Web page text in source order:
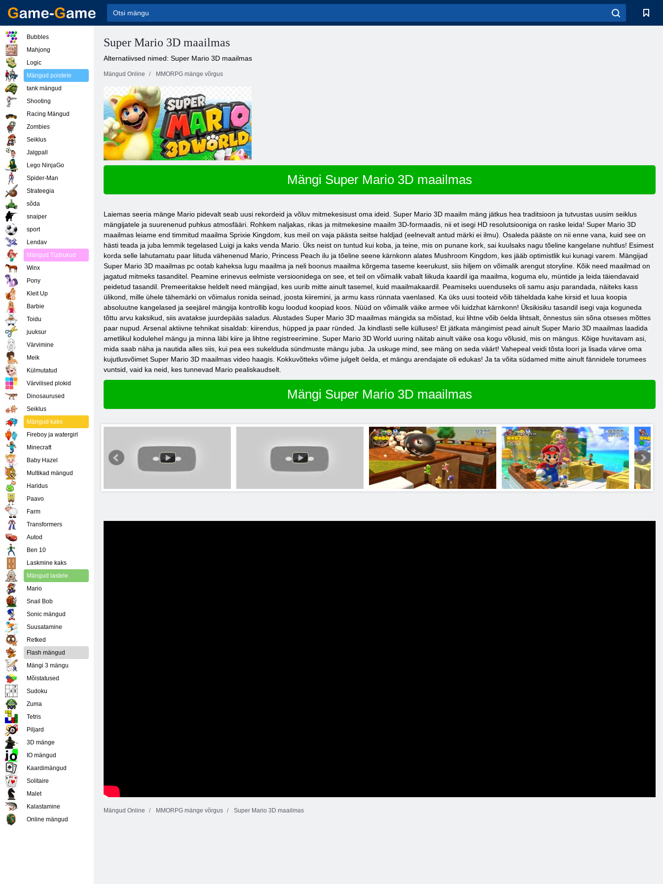
Super Mario 3D maailmas
Alternatiivsed nimed: Super Mario 3D maailmas
Mängud Online MMORPG mänge võrgus
Mängi Super Mario 3D maailmas
Laiemas seeria mänge Mario pidevalt seab uusi rekordeid ja võluv mitmekesisust oma ideid. Super Mario 3D maailm mäng jätkus hea traditsioon ja tutvustas uusim seiklus
mängijatele ja suurenenud puhkus atmosfääri. Rohkem naljakas, rikas ja mitmekesine maailm 3D-formaadis, nii et isegi HD resolutsiooniga on raske leida! Super Mario 3D
maailmas leiame end timmitud maailma Sprixie Kingdom, kus meil on vaja päästa seitse haldjad (eelnevalt antud märki ei ilmu). Osaleda pääste on nii enne vana, kuid see on
hästi teada ja juba lemmik tegelased Luigi ja kaks venda Mario. Üks neist on tuntud kui koba, ja teine, mis on punane kork, sai kuulsaks nagu tõeline kangelane nuhtlus! Esimest
korda selle lahutamatu paar liituda vähenenud Mario, Princess Peach ilu ja tõeline seene kärnkonn alates Mushroom Kingdom, kes jääb optimistlik kui kunagi varem. Mängijad
Super Mario 3D maailmas pc ootab kaheksa lugu maailma ja neli boonus maailma kõrgema taseme keerukust, siis hiljem on võimalik arengut storyline. Kõik need maailmad on
jagatud mitmeks tasanditel. Peamine erinevus eelmiste versioonidega on see, et teil on võimalik vabalt liikuda kaardil iga maailma, koguma elu, müntide ja leida täiendavaid
peidetud tasandil. Premeeritakse heldelt need mängijad, kes uurib mitte ainult tasemel, kuid maailmakaardil. Peamiseks uuenduseks oli samu asju parandada, näiteks kass
ülikond, mille ühele tähemärki on võimalus ronida seinad, joosta kiiremini, ja armu kass rünnata vaenlased. Ka üks uusi tooteid võib täheldada kahe kirsid et luua koopia
absoluutne kangelased ja seejärel mängija kontrollib kogu loodud koopiad koos. Nüüd on võimalik väike armee või luidzhat kärnkonn! Üksikisiku tasandil isegi vaja koguneda
tõttu arvu kaksikud, siis avatakse juurdepääs saladus. Alustades Super Mario 3D maailmas mängida sa mõistad, kui lihtne võib öelda lihtsalt, õnnestus siin sõna otseses mõttes
paar nupud. Arsenal aktiivne tehnikat sisaldab: kiirendus, hüpped ja paar ründed. Ja kindlasti selle külluses! Et jätkata mängimist pead ainult Super Mario 3D maailmas laadida
ametlikul kodulehel mängu ja minna läbi kiire ja lihtne registreerimine. Super Mario 3D World uuring näitab ainult väike osa kogu võlusid, mis on mängus. Kõige huvitavam asi,
mida saab näha ja nautida alles siis, kui pea ees sukelduda sündmuste mängu juba. Ja uskuge mind, see mäng on seda väärt! Vahepeal veidi tõsta loori ja lisada värve oma
kujutlusvõimet Super Mario 3D maailmas video haagis. Kokkuvõtteks võime julgelt öelda, et mängu arendajate oli edukas! Ja ta võita südamed mitte ainult fännidele torumees
vuntsid, vaid ka neid, kes tunnevad Mario pealiskaudselt.
Mängi Super Mario 3D maailmas
Mängud Online MMORPG mänge võrgus Super Mario 3D maailmas
Bubbles
Mahjong
Logic
Mängud poistele
tank mängud
Shooting
Racing Mängud
Zombies
Seiklus
Jalgpall
Lego NinjaGo
Spider-Man
Strateegia
sõda
snaiper
sport
Lendav
Mängud Tüdrukud
Winx
Pony
Kleit Up
Barbie
Toidu
juuksur
Värvimine
Meik
Külmutatud
Värvilised plokid
Dinosaurused
Seiklus
Mängud kaks
Fireboy ja watergirl
Minecraft
Baby Hazel
Multikad mängud
Haridus
Paavo
Farm
Transformers
Autod
Ben 10
Laskmine kaks
Mängud lastele
Mario
Snail Bob
Sonic mängud
Suusatamine
Retked
Flash mängud
Mängi 3 mängu
Mõistatused
Sudoku
Zuma
Tetris
Piljard
3D mänge
IO mängud
Kaardimängud
Solitaire
Malet
Kalastamine
Online mängud